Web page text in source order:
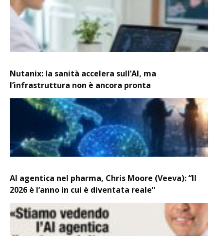
Nutanix: la sanità accelera sull’AI, ma
l’infrastruttura non è ancora pronta
AI agentica nel pharma, Chris Moore (Veeva): “Il
2026 è l’anno in cui è diventata reale”